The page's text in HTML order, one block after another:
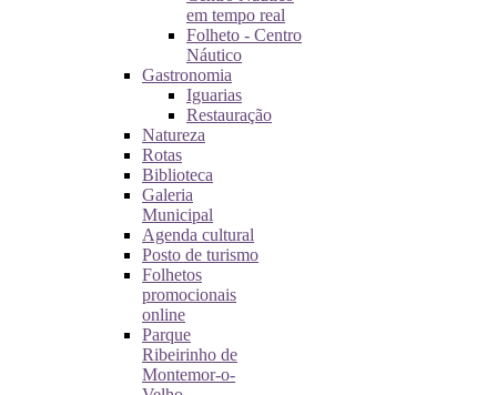
em tempo real
Folheto - Centro
Náutico
Gastronomia
Iguarias
Restauração
Natureza
Rotas
Biblioteca
Galeria
Municipal
Agenda cultural
Posto de turismo
Folhetos
promocionais
online
Parque
Ribeirinho de
Montemor-o-